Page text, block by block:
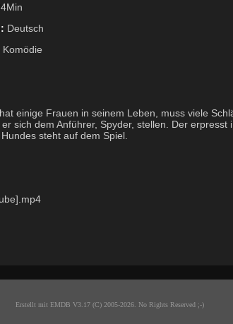
Deutsch
Komödie
einige Frauen in seinem Leben, muss viele
sich dem Anführer, Spyder, stellen. Der
steht auf dem Spiel.
Erstellt mit EMDB V3.17 (C) 2005-2026. No Rights Reserved ;-)